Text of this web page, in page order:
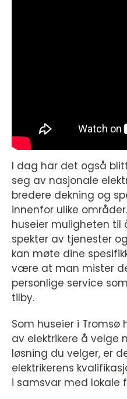
I dag har det også
seg av nasjonale
bredere dekning og
innenfor ulike
huseier muligheten til
spekter av tjenester
kan møte dine
være at man mister
personlige service
tilby.
Som huseier i
av elektrikere å velge
løsning du velger, er
elektrikerens
i samsvar med lokale